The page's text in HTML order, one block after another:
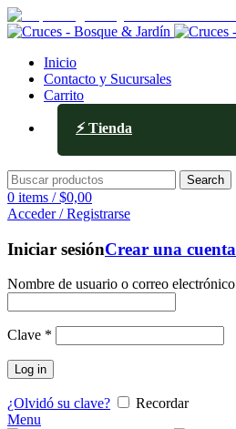
Inicio
Contacto y Sucursales
Carrito
⚡ Tienda
Search
0 items / $0,00
Acceder / Registrarse
Iniciar sesiónCrear una cuenta
Nombre de usuario o correo electrónico
Clave *
Log in
¿Olvidó su clave?
Recordar
Menu